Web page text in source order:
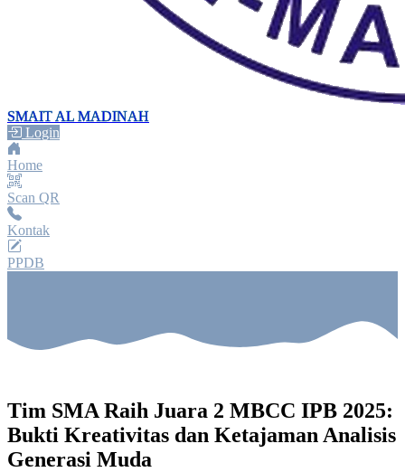
SMAIT AL MADINAH
Login
Home
Scan QR
Kontak
PPDB
Tim SMA Raih Juara 2 MBCC IPB 2025:
Bukti Kreativitas dan Ketajaman Analisis
Generasi Muda